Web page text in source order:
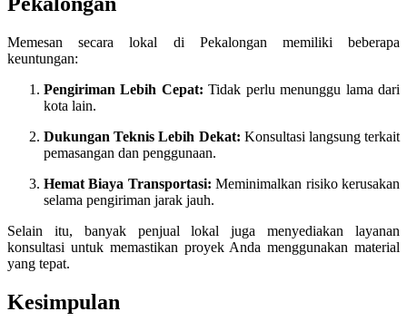
Memesan secara lokal di Pekalongan memiliki beberapa
keuntungan:
Pengiriman Lebih Cepat: Tidak perlu menunggu lama dari
kota lain.
Dukungan Teknis Lebih Dekat: Konsultasi langsung terkait
pemasangan dan penggunaan.
Hemat Biaya Transportasi: Meminimalkan risiko kerusakan
selama pengiriman jarak jauh.
Selain itu, banyak penjual lokal juga menyediakan layanan
konsultasi untuk memastikan proyek Anda menggunakan material
yang tepat.
Kesimpulan